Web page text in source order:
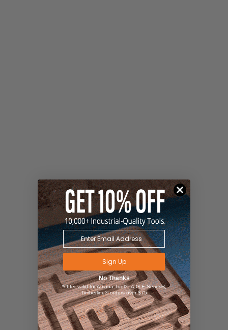
Sign Up
No Thanks
*Offer valid for Amana Tool®, A.G.E Series®,
Timberline® orders over $75